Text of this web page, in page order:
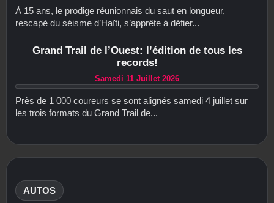
À 15 ans, le prodige réunionnais du saut en longueur,
rescapé du séisme d’Haïti, s’apprête à défier...
Grand Trail de l’Ouest: l’édition de tous les
records!
Samedi 11 Juillet 2026
Près de 1 000 coureurs se sont alignés samedi 4 juillet sur
les trois formats du Grand Trail de...
AUTOS